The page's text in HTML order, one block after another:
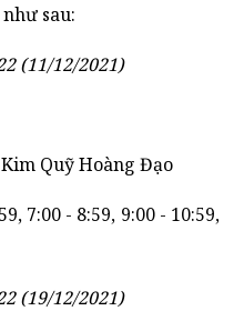
sau:
(11/12/2021)
Quỹ Hoàng Đạo
7:00 - 8:59, 9:00 - 10:59,
(19/12/2021)